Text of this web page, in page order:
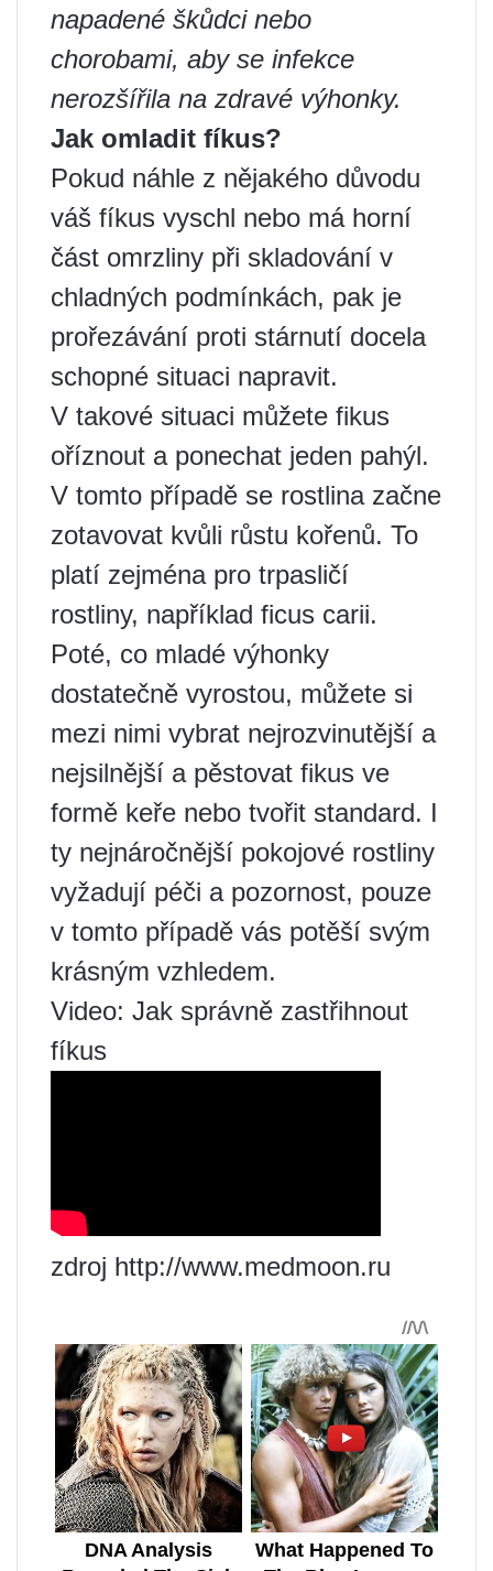
napadené škůdci nebo
chorobami, aby se infekce
nerozšířila na zdravé výhonky.
Jak omladit fíkus?
Pokud náhle z nějakého důvodu
váš fíkus vyschl nebo má horní
část omrzliny při skladování v
chladných podmínkách, pak je
prořezávání proti stárnutí docela
schopné situaci napravit.
V takové situaci můžete fikus
oříznout a ponechat jeden pahýl.
V tomto případě se rostlina začne
zotavovat kvůli růstu kořenů. To
platí zejména pro trpasličí
rostliny, například ficus carii.
Poté, co mladé výhonky
dostatečně vyrostou, můžete si
mezi nimi vybrat nejrozvinutější a
nejsilnější a pěstovat fikus ve
formě keře nebo tvořit standard. I
ty nejnáročnější pokojové rostliny
vyžadují péči a pozornost, pouze
v tomto případě vás potěší svým
krásným vzhledem.
Video: Jak správně zastřihnout
fíkus
zdroj http://www.medmoon.ru